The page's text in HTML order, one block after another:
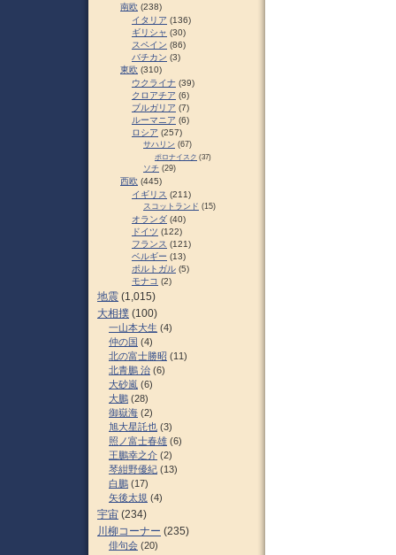
南欧 (238)
イタリア (136)
ギリシャ (30)
スペイン (86)
バチカン (3)
東欧 (310)
ウクライナ (39)
クロアチア (6)
ブルガリア (7)
ルーマニア (6)
ロシア (257)
サハリン (67)
ポロナイスク (37)
ソチ (29)
西欧 (445)
イギリス (211)
スコットランド (15)
オランダ (40)
ドイツ (122)
フランス (121)
ベルギー (13)
ポルトガル (5)
モナコ (2)
地震 (1,015)
大相撲 (100)
一山本大生 (4)
仲の国 (4)
北の富士勝昭 (11)
北青鵬 治 (6)
大砂嵐 (6)
大鵬 (28)
御嶽海 (2)
旭大星託也 (3)
照ノ富士春雄 (6)
王鵬幸之介 (2)
琴紺野優紀 (13)
白鵬 (17)
矢後太規 (4)
宇宙 (234)
川柳コーナー (235)
俳句会 (20)